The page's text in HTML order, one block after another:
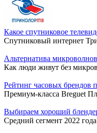
Какое спутниковое
Спутниковый интернет
Альтернатива
Как люди живут без
Рейтинг часовых брендов
Премиум-класса Breguet
Выбираем хороший
Средний сегмент 2022